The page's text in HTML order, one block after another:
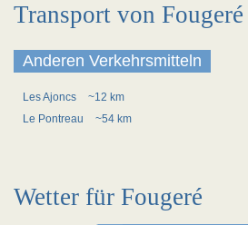
Transport von Fougeré
Anderen Verkehrsmitteln
Les Ajoncs
~12 km
Le Pontreau
~54 km
Wetter für Fougeré